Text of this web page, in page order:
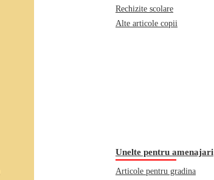
Rechizite scolare
Alte articole copii
Unelte pentru amenajari
Articole pentru gradina